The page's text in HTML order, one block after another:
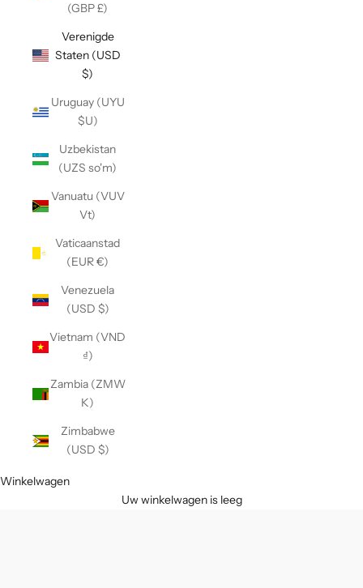
(GBP £)
Verenigde
Staten (USD
$)
Uruguay (UYU
$U)
Uzbekistan
(UZS so'm)
Vanuatu (VUV
Vt)
Vaticaanstad
(EUR €)
Venezuela
(USD $)
Vietnam (VND
₫)
Zambia (ZMW
K)
Zimbabwe
(USD $)
Winkelwagen
Uw winkelwagen is leeg